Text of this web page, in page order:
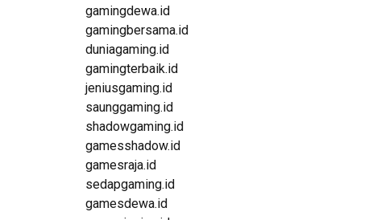
gamingdewa.id
gamingbersama.id
duniagaming.id
gamingterbaik.id
jeniusgaming.id
saunggaming.id
shadowgaming.id
gamesshadow.id
gamesraja.id
sedapgaming.id
gamesdewa.id